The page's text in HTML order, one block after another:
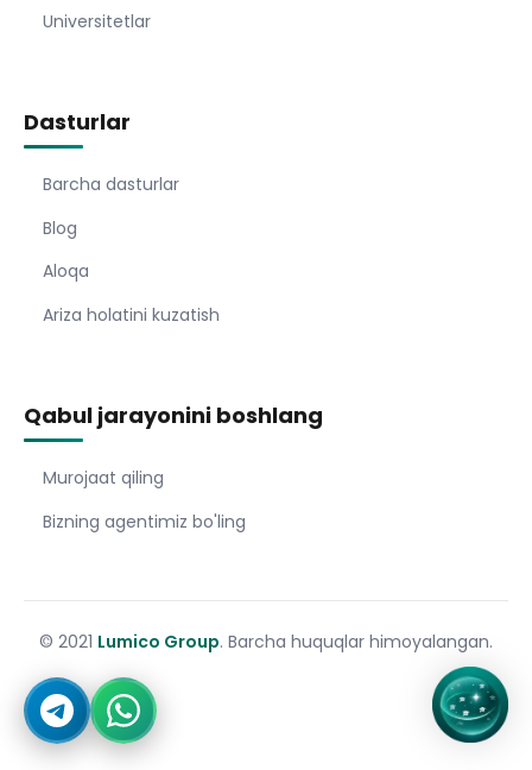
Universitetlar
Dasturlar
Barcha dasturlar
Blog
Aloqa
Ariza holatini kuzatish
Qabul jarayonini boshlang
Murojaat qiling
Bizning agentimiz bo'ling
© 2021 Lumico Group. Barcha huquqlar himoyalangan.